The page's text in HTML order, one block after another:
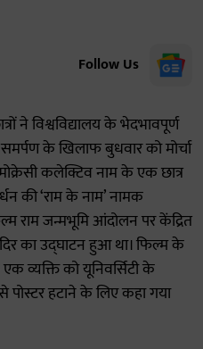
Follow Us
ने विश्वविद्यालय के भेदभावपूर्ण
के खिलाफ बुधवार को मोर्चा
कलेक्टिव नाम के एक छात्र
की ‘राम के नाम’ नामक
राम जन्मभूमि आंदोलन पर केंद्रित
का उद्घाटन हुआ था। फिल्म के
व्यक्ति को यूनिवर्सिटी के
पोस्टर हटाने के लिए कहा गया